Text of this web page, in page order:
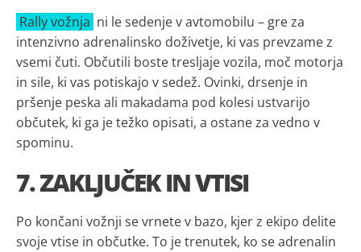
Rally vožnja ni le sedenje v avtomobilu – gre za
intenzivno adrenalinsko doživetje, ki vas prevzame z
vsemi čuti. Občutili boste tresljaje vozila, moč motorja
in sile, ki vas potiskajo v sedež. Ovinki, drsenje in
pršenje peska ali makadama pod kolesi ustvarijo
občutek, ki ga je težko opisati, a ostane za vedno v
spominu.
7. ZAKLJUČEK IN VTISI
Po končani vožnji se vrnete v bazo, kjer z ekipo delite
svoje vtise in občutke. To je trenutek, ko se adrenalin